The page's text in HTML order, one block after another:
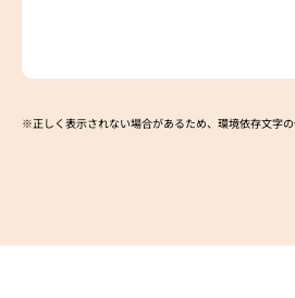
※正しく表示されない場合があるため、環境依存文字の